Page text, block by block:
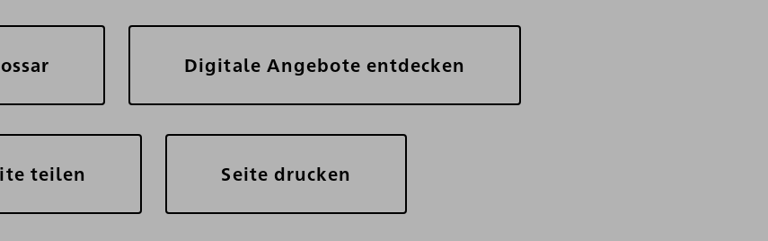
Digitale Angebote entdecken
teilen Seite drucken